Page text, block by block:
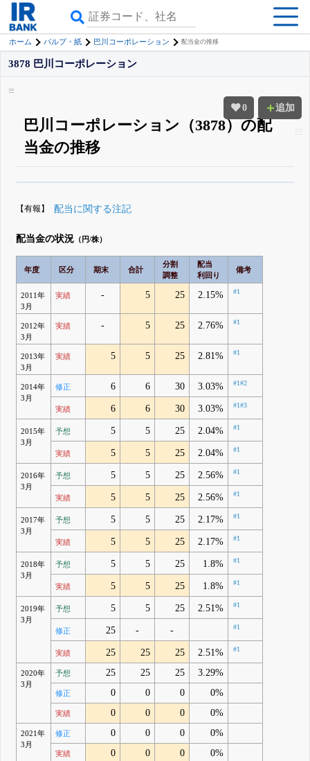
ホーム パルプ・紙 巴川コーポレーション 配当金の推移
0 追加
3878 巴川コーポレーション
巴川コーポレーション（3878）の配
当金の推移
見られる
無料でβ版をはじめる
【有報】 配当に関する注記
配当金の状況 （円/株）
年度 区分 期末 合計
分割
調整
配当
利回り
備考
2011年
3月
実績 - 5 25 2.15% #1
2012年
3月
実績 - 5 25 2.76% #1
2013年
3月
実績 5 5 25 2.81% #1
2014年
3月
修正 6 6 30 3.03% #1#2
実績 6 6 30 3.03% #1#3
2015年
3月
予想 5 5 25 2.04% #1
実績 5 5 25 2.04% #1
2016年
3月
予想 5 5 25 2.56% #1
実績 5 5 25 2.56% #1
2017年
3月
予想 5 5 25 2.17% #1
実績 5 5 25 2.17% #1
2018年
3月
予想 5 5 25 1.8% #1
実績 5 5 25 1.8% #1
2019年
3月
予想 5 5 25 2.51% #1
修正 25 - - #1
実績 25 25 25 2.51% #1
2020年
3月
予想 25 25 25 3.29%
修正 0 0 0 0%
実績 0 0 0 0%
2021年
3月
修正 0 0 0 0%
実績 0 0 0 0%